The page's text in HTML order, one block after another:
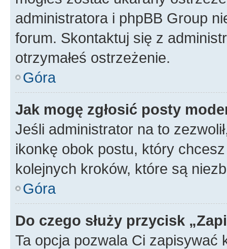
administratora i phpBB Group
forum. Skontaktuj się z
otrzymałeś ostrzeżenie.
Góra
Jak mogę zgłosić posty
Jeśli administrator na to
ikonkę obok postu, który
kolejnych kroków, które są
Góra
Do czego służy przycisk
Ta opcja pozwala Ci zapisywać